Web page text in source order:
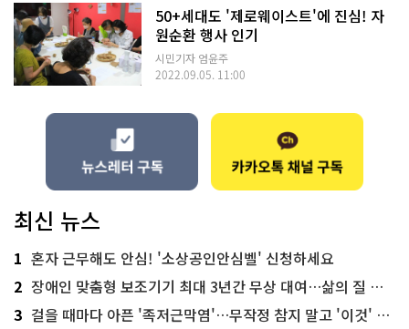
50+세대도 '제로웨이스트'에 진심! 자
원순환 행사 인기
시민기자 엄윤주
2022.09.05. 11:00
최신 뉴스
1 혼자 근무해도 안심! '소상공인안심벨' 신청하세요
2 장애인 맞춤형 보조기기 최대 3년간 무상 대여…삶의 질 높인다
3 걸을 때마다 아픈 '족저근막염'…무작정 참지 말고 '이것' 해보세요!